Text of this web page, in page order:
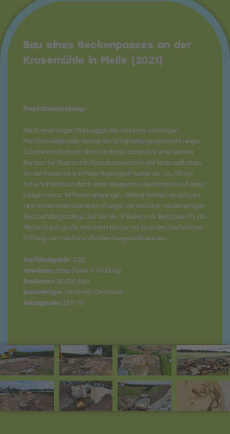
Bau eines Beckenpasses an der
Krusemühle in Melle (2021)
Projektbeschreibung:
Nach einer langen Planungsphase und einer vorherigen
Machbarkeitsstudie konnte der Unterhaltungsverband in enger
Zusammenarbeit mit dem Landkreis Osnabrück eine weitere
Barriere für Fische und Kleinstlebewesen in der Hase aufheben.
An der Krusemühle in Melle Warringhof wurde der ca. 180 cm
hohe Sohlabsturz durch einen Raugerinne Beckenpass auf einer
Länge von ca. 95 Meter umgangen. Hierbei handelt es sich um
eine Kombination aus einem Raugerinne und einer beckenartigen
Fischaufstiegsanlage, bei der die 31 Becken als Ruhezone für die
Fische durch große Natursteinblöcke mit einer wechselseitigen
Öffnung zum nächsten Becken hergestellt wurden.
Ausführungsjahr:2021
Gewässer: Hase (Gew. II. Ordnung)
Baukosten: 85.000 Euro
Kostenträger: Landkreis Osnabrück
Antragsteller: UHV 96